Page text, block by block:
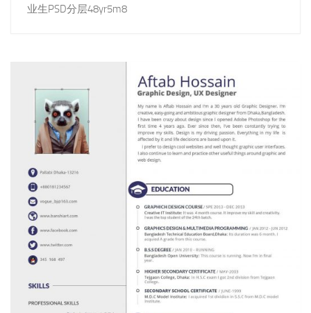
业生PSD分层48yr5m8